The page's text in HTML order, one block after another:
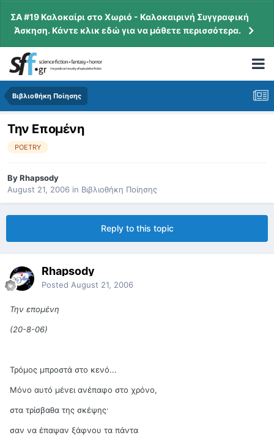
ΣΑ #19 Καλοκαίρι στο Χωριό - Καλοκαιρινή Συγγραφική
Άσκηση. Κάντε κλικ εδώ για να μάθετε περισσότερα.
Βιβλιοθήκη Ποίησης
Την Επομένη
POETRY
ByRhapsody
August 21, 2006 in Βιβλιοθήκη Ποίησης
Reply to this topic
Rhapsody
Posted August 21, 2006
Την επομένη
(20-8-06)
Τρόμος μπροστά στο κενό...
Μόνο αυτό μένει ανέπαφο στο χρόνο,
στα τρίσβαθα της σκέψης·
σαν να έπαψαν ξάφνου τα πάντα